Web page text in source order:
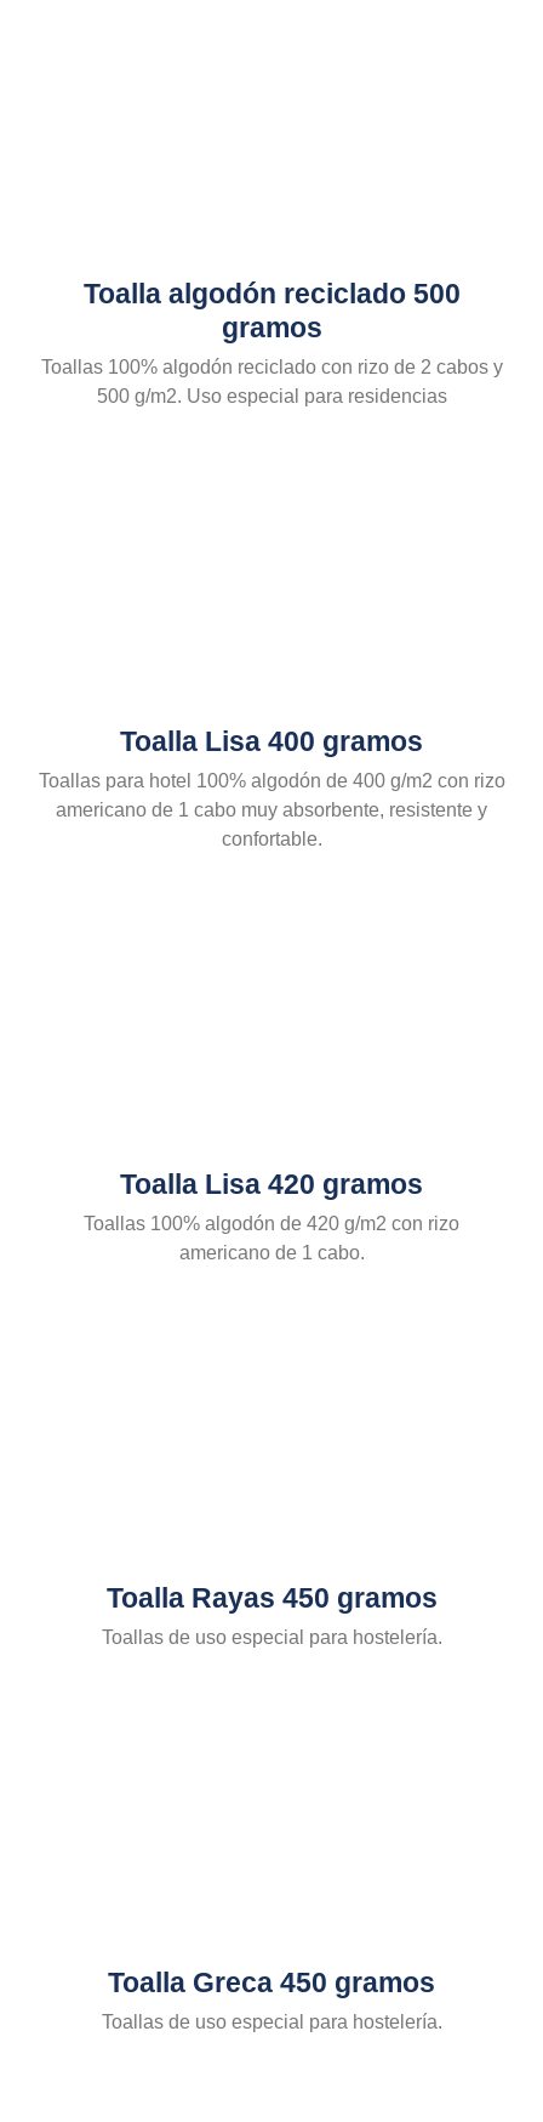
Toalla algodón reciclado 500
gramos
Toallas 100% algodón reciclado con rizo de 2 cabos y
500 g/m2. Uso especial para residencias
Toalla Lisa 400 gramos
Toallas para hotel 100% algodón de 400 g/m2 con rizo
americano de 1 cabo muy absorbente, resistente y
confortable.
Toalla Lisa 420 gramos
Toallas 100% algodón de 420 g/m2 con rizo
americano de 1 cabo.
Toalla Rayas 450 gramos
Toallas de uso especial para hostelería.
Toalla Greca 450 gramos
Toallas de uso especial para hostelería.